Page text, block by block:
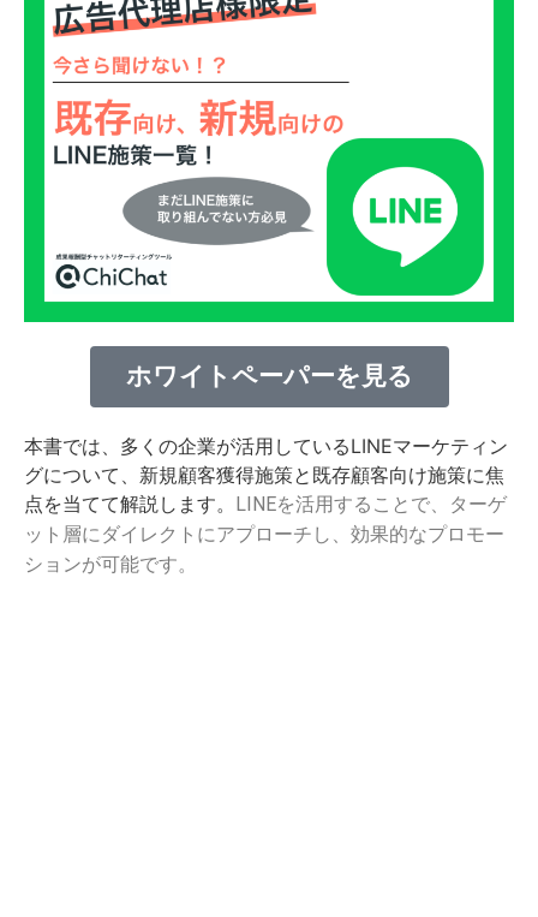
ホワイトペーパーを見る
本書では、多くの企業が活用しているLINEマーケティン
グについて、新規顧客獲得施策と既存顧客向け施策に焦
点を当てて解説します。 LINEを活用することで、ターゲ
ット層にダイレクトにアプローチし、効果的なプロモー
ションが可能です。